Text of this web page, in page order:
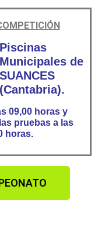
Piscinas
Municipales de
SUANCES
(Cantabria).
09,00 horas y
pruebas a las
horas.